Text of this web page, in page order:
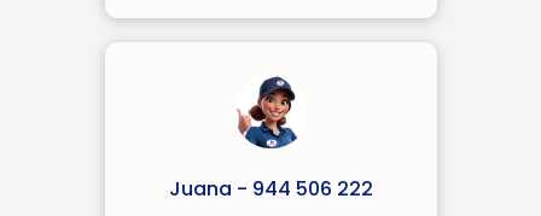
Juana - 944 506 222